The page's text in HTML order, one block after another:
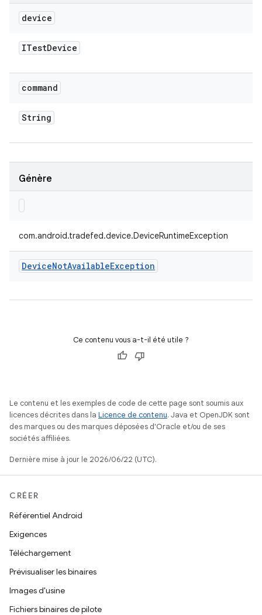
device
ITestDevice
command
String
Génère
com.android.tradefed.device.DeviceRuntimeException
DeviceNotAvailableException
Ce contenu vous a-t-il été utile ?
Le contenu et les exemples de code de cette page sont soumis aux
licences décrites dans la Licence de contenu. Java et OpenJDK sont
des marques ou des marques déposées d'Oracle et/ou de ses
sociétés affiliées.
Dernière mise à jour le 2026/06/22 (UTC).
CRÉER
Référentiel Android
Exigences
Téléchargement
Prévisualiser les binaires
Images d'usine
Fichiers binaires de pilote